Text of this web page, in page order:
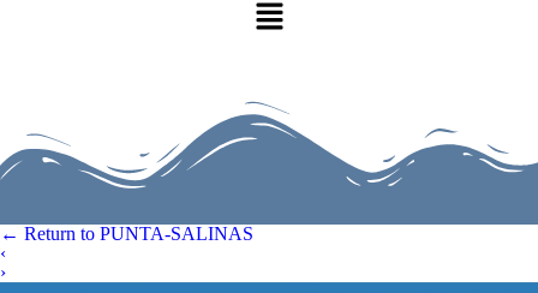
← Return to PUNTA-SALINAS
‹
›